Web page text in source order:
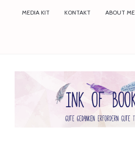
MEDIA KIT KONTAKT ABOUT ME